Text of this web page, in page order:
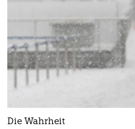
Die Wahrheit